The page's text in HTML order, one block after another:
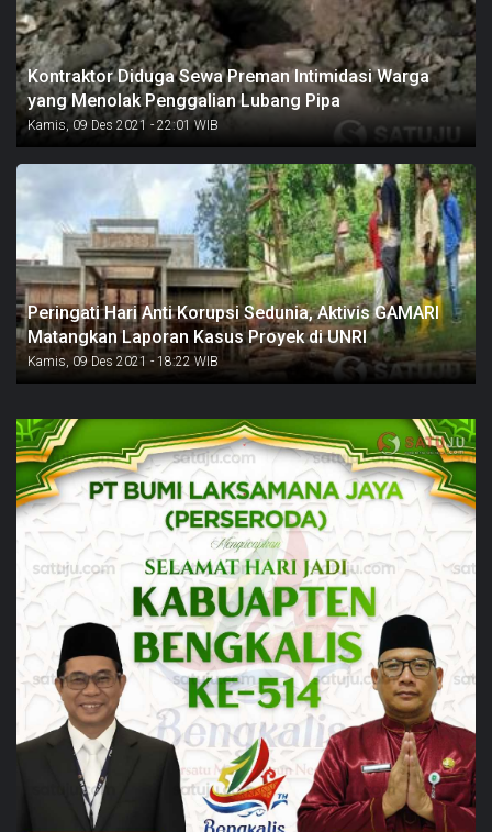
Kontraktor Diduga Sewa Preman Intimidasi Warga
yang Menolak Penggalian Lubang Pipa
Kamis, 09 Des 2021 - 22:01 WIB
Peringati Hari Anti Korupsi Sedunia, Aktivis GAMARI
Matangkan Laporan Kasus Proyek di UNRI
Kamis, 09 Des 2021 - 18:22 WIB